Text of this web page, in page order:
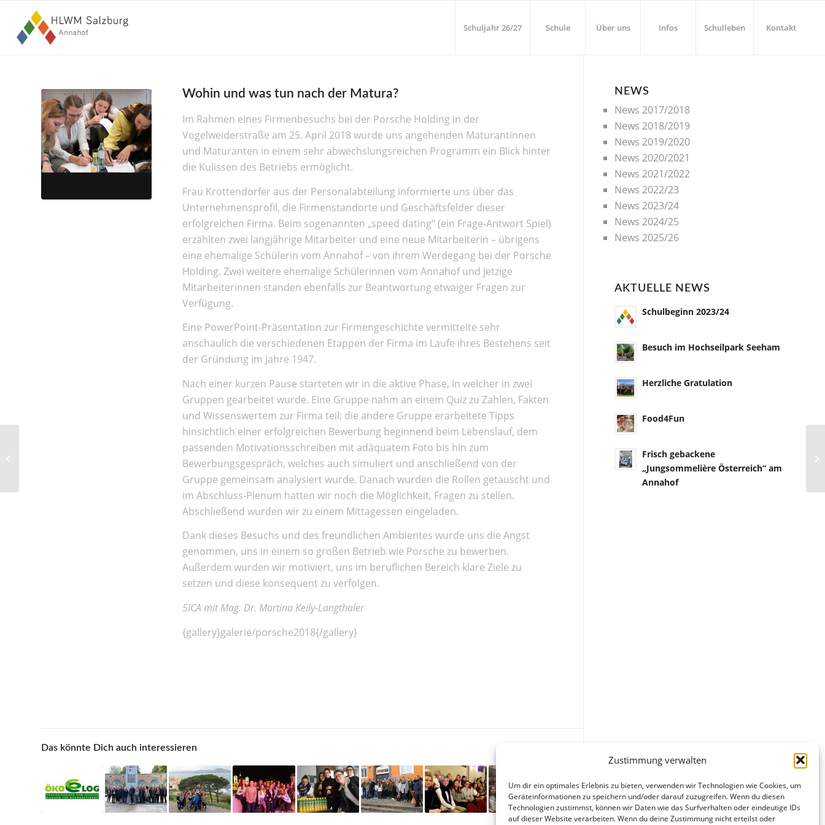
Zustimmung verwalten
Um dir ein optimales Erlebnis zu bieten, verwenden wir Technologien wie Cookies, um
Geräteinformationen zu speichern und/oder darauf zuzugreifen. Wenn du diesen
Technologien zustimmst, können wir Daten wie das Surfverhalten oder eindeutige IDs
auf dieser Website verarbeiten. Wenn du deine Zustimmung nicht erteilst oder
Schuljahr 26/27 Schule Über uns Infos Schulleben Kontakt
Wohin und was tun nach der Matura?
Im Rahmen eines Firmenbesuchs bei der Porsche Holding in der
Vogelweiderstraße am 25. April 2018 wurde uns angehenden Maturantinnen
und Maturanten in einem sehr abwechslungsreichen Programm ein Blick hinter
die Kulissen des Betriebs ermöglicht.
Frau Krottendorfer aus der Personalabteilung informierte uns über das
Unternehmensprofil, die Firmenstandorte und Geschäftsfelder dieser
erfolgreichen Firma. Beim sogenannten „speed dating“ (ein Frage-Antwort Spiel)
erzählten zwei langjährige Mitarbeiter und eine neue Mitarbeiterin – übrigens
eine ehemalige Schülerin vom Annahof – von ihrem Werdegang bei der Porsche
Holding. Zwei weitere ehemalige Schülerinnen vom Annahof und jetzige
Mitarbeiterinnen standen ebenfalls zur Beantwortung etwaiger Fragen zur
Verfügung.
Eine PowerPoint-Präsentation zur Firmengeschichte vermittelte sehr
anschaulich die verschiedenen Etappen der Firma im Laufe ihres Bestehens seit
der Gründung im Jahre 1947.
Nach einer kurzen Pause starteten wir in die aktive Phase, in welcher in zwei
Gruppen gearbeitet wurde. Eine Gruppe nahm an einem Quiz zu Zahlen, Fakten
und Wissenswertem zur Firma teil; die andere Gruppe erarbeitete Tipps
hinsichtlich einer erfolgreichen Bewerbung beginnend beim Lebenslauf, dem
passenden Motivationsschreiben mit adäquatem Foto bis hin zum
Bewerbungsgespräch, welches auch simuliert und anschließend von der
Gruppe gemeinsam analysiert wurde. Danach wurden die Rollen getauscht und
im Abschluss-Plenum hatten wir noch die Möglichkeit, Fragen zu stellen.
Abschließend wurden wir zu einem Mittagessen eingeladen.
Dank dieses Besuchs und des freundlichen Ambientes wurde uns die Angst
genommen, uns in einem so großen Betrieb wie Porsche zu bewerben.
Außerdem wurden wir motiviert, uns im beruflichen Bereich klare Ziele zu
setzen und diese konsequent zu verfolgen.
5ICA mit Mag. Dr. Martina Keily-Langthaler
{gallery}galerie/porsche2018{/gallery}
Das könnte Dich auch interessieren
NEWS
News 2017/2018
News 2018/2019
News 2019/2020
News 2020/2021
News 2021/2022
News 2022/23
News 2023/24
News 2024/25
News 2025/26
AKTUELLE NEWS
Schulbeginn 2023/24
Besuch im Hochseilpark Seeham
Herzliche Gratulation
Food4Fun
Frisch gebackene
„Jungsommelière Österreich“ am
Annahof